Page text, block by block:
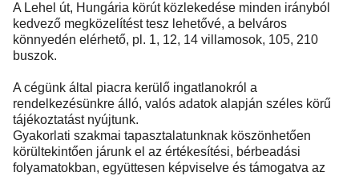
A Lehel út, Hungária körút közlekedése minden irányból
kedvező megközelítést tesz lehetővé, a belváros
könnyedén elérhető, pl. 1, 12, 14 villamosok, 105, 210
buszok.
A cégünk által piacra kerülő ingatlanokról a
rendelkezésünkre álló, valós adatok alapján széles körű
tájékoztatást nyújtunk.
Gyakorlati szakmai tapasztalatunknak köszönhetően
körültekintően járunk el az értékesítési, bérbeadási
folyamatokban, együttesen képviselve és támogatva az